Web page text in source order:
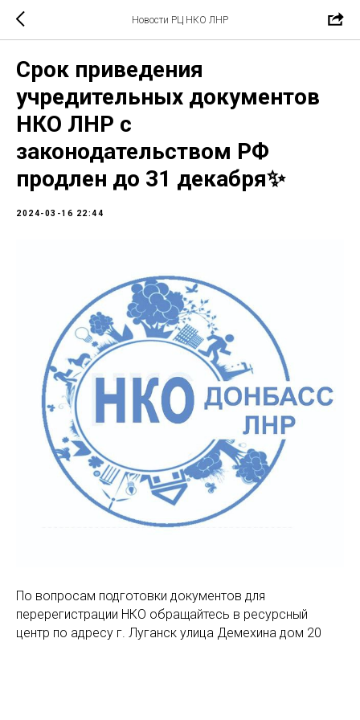
Новости РЦ НКО ЛНР
Срок приведения
учредительных документов
НКО ЛНР с
законодательством РФ
продлен до 31 декабря✨
2024-03-16 22:44
По вопросам подготовки документов для
перерегистрации НКО обращайтесь в ресурсный
центр по адресу г. Луганск улица Демехина дом 20